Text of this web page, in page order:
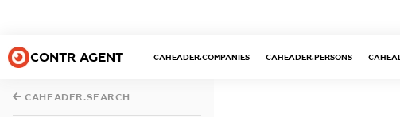
CONTR AGENT CAHEADER.COMPANIES CAHEADER.PERSONS
CAHEADER.SEARCH